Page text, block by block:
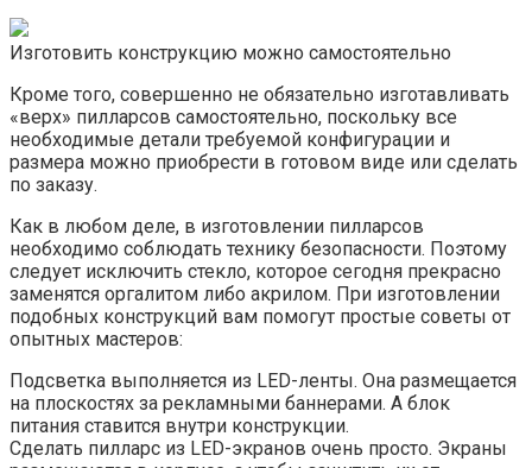
Изготовить конструкцию можно самостоятельно
Кроме того, совершенно не обязательно изготавливать
«верх» пилларсов самостоятельно, поскольку все
необходимые детали требуемой конфигурации и
размера можно приобрести в готовом виде или сделать
по заказу.
Как в любом деле, в изготовлении пилларсов
необходимо соблюдать технику безопасности. Поэтому
следует исключить стекло, которое сегодня прекрасно
заменятся оргалитом либо акрилом. При изготовлении
подобных конструкций вам помогут простые советы от
опытных мастеров:
Подсветка выполняется из LED-ленты. Она размещается
на плоскостях за рекламными баннерами. А блок
питания ставится внутри конструкции.
Сделать пилларс из LED-экранов очень просто. Экраны